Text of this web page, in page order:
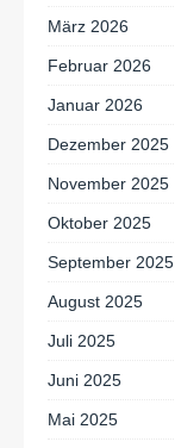
März 2026
Februar 2026
Januar 2026
Dezember 2025
November 2025
Oktober 2025
September 2025
August 2025
Juli 2025
Juni 2025
Mai 2025